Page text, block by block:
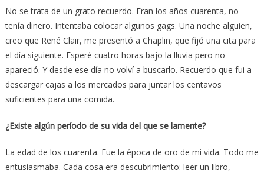
No se trata de un grato recuerdo. Eran los años cuarenta, no
tenía dinero. Intentaba colocar algunos gags. Una noche alguien,
creo que René Clair, me presentó a Chaplin, que fijó una cita para
el día siguiente. Esperé cuatro horas bajo la lluvia pero no
apareció. Y desde ese día no volví a buscarlo. Recuerdo que fui a
descargar cajas a los mercados para juntar los centavos
suficientes para una comida.
¿Existe algún período de su vida del que se lamente?
La edad de los cuarenta. Fue la época de oro de mi vida. Todo me
entusiasmaba. Cada cosa era descubrimiento: leer un libro,